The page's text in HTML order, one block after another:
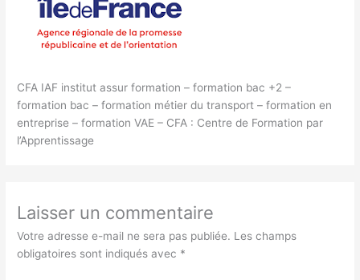
CFA IAF institut assur formation – formation bac +2 –
formation bac – formation métier du transport – formation en
entreprise – formation VAE – CFA : Centre de Formation par
l’Apprentissage
Laisser un commentaire
Votre adresse e-mail ne sera pas publiée. Les champs
obligatoires sont indiqués avec *